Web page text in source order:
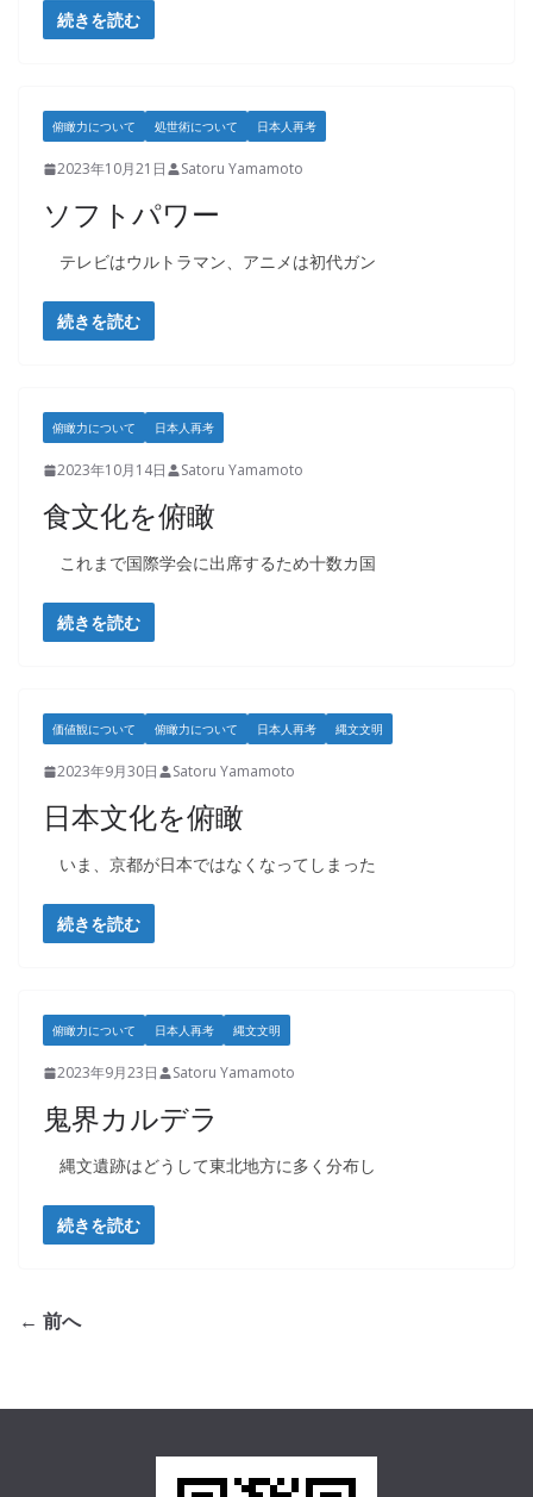
続きを読む
俯瞰力について 処世術について 日本人再考
2023年10月21日 Satoru Yamamoto
ソフトパワー
テレビはウルトラマン、アニメは初代ガン
続きを読む
俯瞰力について 日本人再考
2023年10月14日 Satoru Yamamoto
食文化を俯瞰
これまで国際学会に出席するため十数カ国
続きを読む
価値観について 俯瞰力について 日本人再考 縄文文明
2023年9月30日 Satoru Yamamoto
日本文化を俯瞰
いま、京都が日本ではなくなってしまった
続きを読む
俯瞰力について 日本人再考 縄文文明
2023年9月23日 Satoru Yamamoto
鬼界カルデラ
縄文遺跡はどうして東北地方に多く分布し
続きを読む
← 前へ